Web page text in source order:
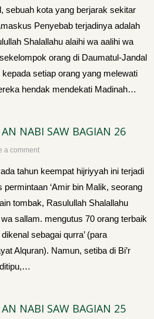
sebuah kota yang berjarak sekitar
Penyebab terjadinya adalah
Shalallahu alaihi wa aalihi wa
orang di Daumatul-Jandal
setiap orang yang melewati
hendak mendekati Madinah…
NABI SAW BAGIAN 26
a comment
tahun keempat hijriyyah ini terjadi
permintaan ‘Amir bin Malik, seorang
tombak, Rasulullah Shalallahu
sallam. mengutus 70 orang terbaik
sebagai qurra’ (para
Alquran). Na­mun, setiba di Bi’r
NABI SAW BAGIAN 25